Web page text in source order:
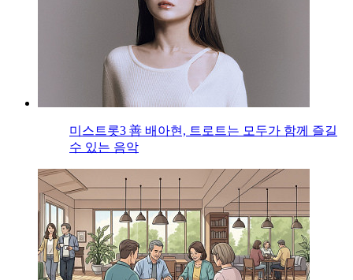
미스트롯3 善 배아현, 트로트는 모두가 함께 즐길
수 있는 음악